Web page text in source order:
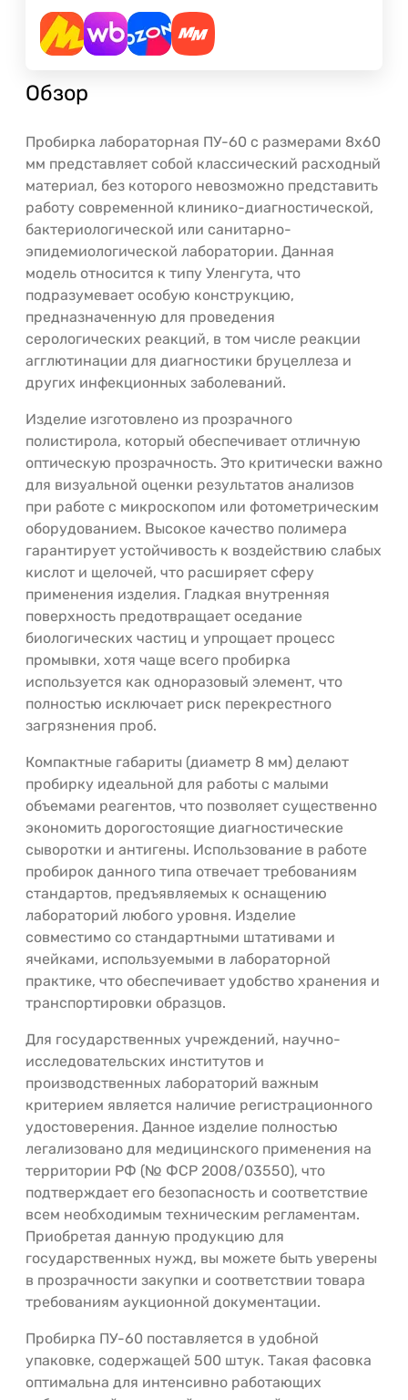
Обзор
Пробирка лабораторная ПУ-60 с размерами 8х60
мм представляет собой классический расходный
материал, без которого невозможно представить
работу современной клинико-диагностической,
бактериологической или санитарно-
эпидемиологической лаборатории. Данная
модель относится к типу Уленгута, что
подразумевает особую конструкцию,
предназначенную для проведения
серологических реакций, в том числе реакции
агглютинации для диагностики бруцеллеза и
других инфекционных заболеваний.
Изделие изготовлено из прозрачного
полистирола, который обеспечивает отличную
оптическую прозрачность. Это критически важно
для визуальной оценки результатов анализов
при работе с микроскопом или фотометрическим
оборудованием. Высокое качество полимера
гарантирует устойчивость к воздействию слабых
кислот и щелочей, что расширяет сферу
применения изделия. Гладкая внутренняя
поверхность предотвращает оседание
биологических частиц и упрощает процесс
промывки, хотя чаще всего пробирка
используется как одноразовый элемент, что
полностью исключает риск перекрестного
загрязнения проб.
Компактные габариты (диаметр 8 мм) делают
пробирку идеальной для работы с малыми
объемами реагентов, что позволяет существенно
экономить дорогостоящие диагностические
сыворотки и антигены. Использование в работе
пробирок данного типа отвечает требованиям
стандартов, предъявляемых к оснащению
лабораторий любого уровня. Изделие
совместимо со стандартными штативами и
ячейками, используемыми в лабораторной
практике, что обеспечивает удобство хранения и
транспортировки образцов.
Для государственных учреждений, научно-
исследовательских институтов и
производственных лабораторий важным
критерием является наличие регистрационного
удостоверения. Данное изделие полностью
легализовано для медицинского применения на
территории РФ (№ ФСР 2008/03550), что
подтверждает его безопасность и соответствие
всем необходимым техническим регламентам.
Приобретая данную продукцию для
государственных нужд, вы можете быть уверены
в прозрачности закупки и соответствии товара
требованиям аукционной документации.
Пробирка ПУ-60 поставляется в удобной
упаковке, содержащей 500 штук. Такая фасовка
оптимальна для интенсивно работающих